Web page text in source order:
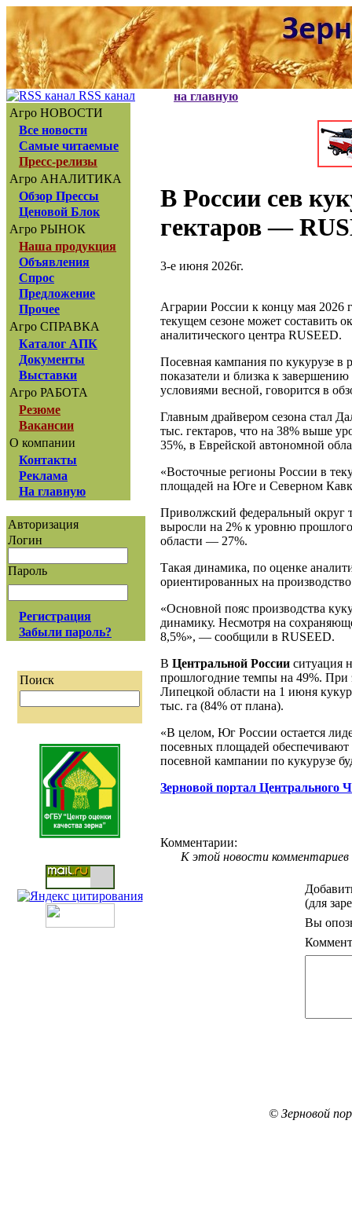
RSS канал
Агро НОВОСТИ
Все новости
Самые читаемые
Пресс-релизы
Агро АНАЛИТИКА
Обзор Прессы
Ценовой Блок
Агро РЫНОК
Наша продукция
Объявления
Спрос
Предложение
Прочее
Агро СПРАВКА
Каталог АПК
Документы
Выставки
Агро РАБОТА
Резюме
Вакансии
О компании
Контакты
Реклама
На главную
Авторизация
Логин
Пароль
Регистрация
Забыли пароль?
Поиск
на главную
В России сев
гектаров —
3-е июня 2026г.
Аграрии России к концу мая 2026
текущем сезоне может составить
аналитического центра RUSEED.
Посевная кампания по кукурузе в
показатели и близка к
условиями весной, говорится в
Главным драйвером сезона стал
тыс. гектаров, что на 38% выше
35%, в Еврейской автономной
«Восточные регионы России в
площадей на Юге и Северном
Приволжский федеральный округ
выросли на 2% к уровню
области — 27%.
Такая динамика, по оценке
ориентированных на
«Основной пояс производства
динамику. Несмотря на
8,5%», — сообщили в RUSEED.
В Центральной России ситуация
прошлогодние темпы на 49%. При
Липецкой области на 1 июня
тыс. га (84% от плана).
«В целом, Юг России остается
посевных площадей
посевной кампании по кукурузе
Зерновой портал Центрального
Комментарии:
К этой новости комментариев
(для
Вы
© Зерновой